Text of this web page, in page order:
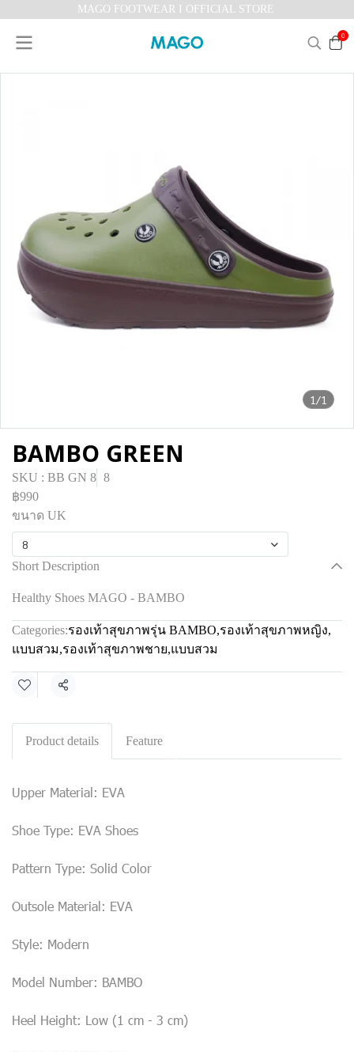
MAGO FOOTWEAR I OFFICIAL STORE
0
1/1
BAMBO GREEN
SKU : BB GN 8 8
฿990
ขนาด UK
8
Short Description
Healthy Shoes MAGO - BAMBO
Categories:รองเท้าสุขภาพรุ่น BAMBO,รองเท้าสุขภาพหญิง,
แบบสวม,รองเท้าสุขภาพชาย,แบบสวม
Share
Product details Feature
Upper Material: EVA
Shoe Type: EVA Shoes
Pattern Type: Solid Color
Outsole Material: EVA
Style: Modern
Model Number: BAMBO
Heel Height: Low (1 cm - 3 cm)